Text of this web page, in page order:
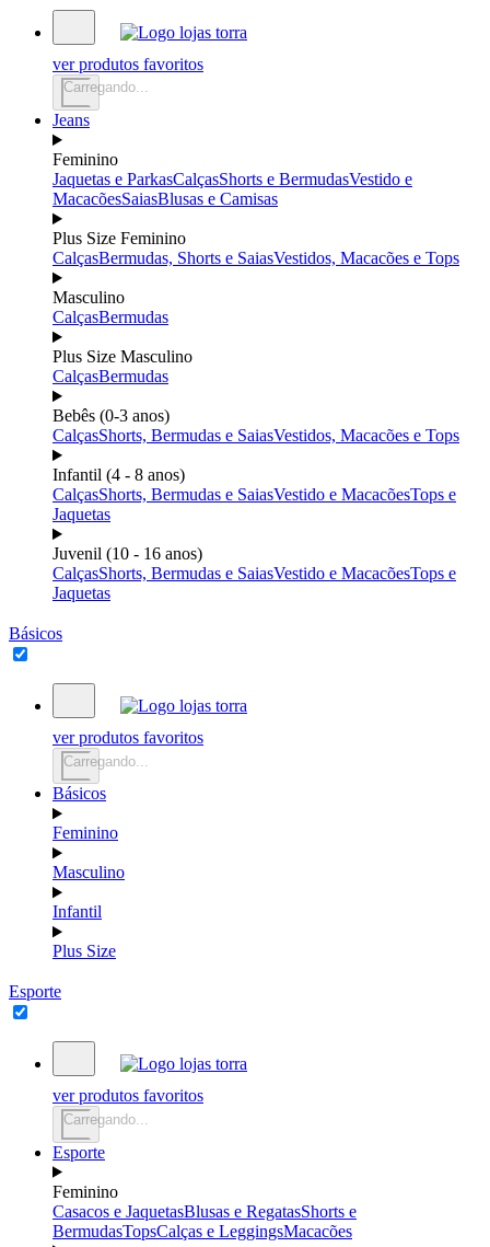
ver produtos favoritos
Carregando...
Jeans
Feminino
Jaquetas e ParkasCalçasShorts e BermudasVestido e
MacacõesSaiasBlusas e Camisas
Plus Size Feminino
CalçasBermudas, Shorts e SaiasVestidos, Macacões e Tops
Masculino
CalçasBermudas
Plus Size Masculino
CalçasBermudas
Bebês (0-3 anos)
CalçasShorts, Bermudas e SaiasVestidos, Macacões e Tops
Infantil (4 - 8 anos)
CalçasShorts, Bermudas e SaiasVestido e MacacõesTops e
Jaquetas
Juvenil (10 - 16 anos)
CalçasShorts, Bermudas e SaiasVestido e MacacõesTops e
Jaquetas
Básicos
ver produtos favoritos
Carregando...
Básicos
Feminino
Masculino
Infantil
Plus Size
Esporte
ver produtos favoritos
Carregando...
Esporte
Feminino
Casacos e JaquetasBlusas e RegatasShorts e
BermudasTopsCalças e LeggingsMacacões